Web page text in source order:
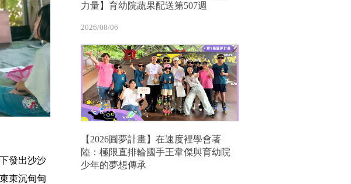
發出沙沙
束沉甸甸
力量】育幼院蔬果配送第507週
2026/08/06
【2026圓夢計畫】在速度裡學會著
陸：極限直排輪國手王韋傑與育幼院
少年的夢想傳承